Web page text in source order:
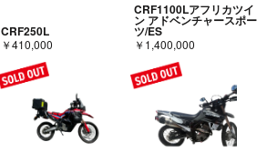
CRF250L
￥410,000
CRF1100Lアフリカツイ
ン アドベンチャースポー
ツ/ES
￥1,400,000